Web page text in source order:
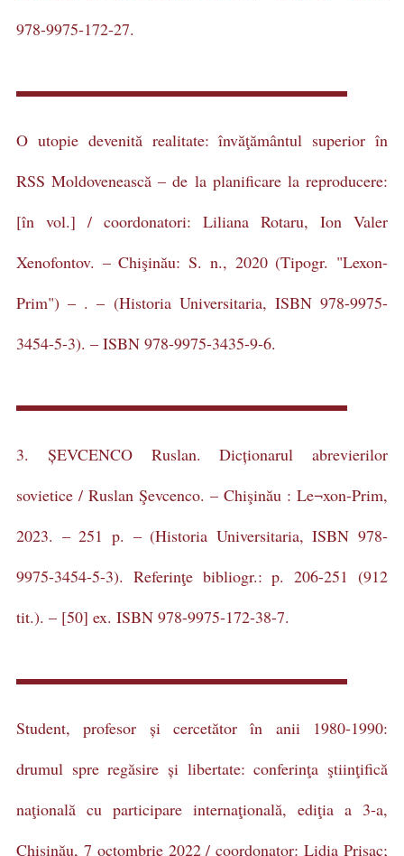
978-9975-172-27.
O utopie devenită realitate: învăţământul superior în
RSS Moldovenească – de la planificare la reproducere:
[în vol.] / coordonatori: Liliana Rotaru, Ion Valer
Xenofontov. – Chişinău: S. n., 2020 (Tipogr. "Lexon-
Prim") – . – (Historia Universitaria, ISBN 978-9975-
3454-5-3). – ISBN 978-9975-3435-9-6.
3. ȘEVCENCO Ruslan. Dicționarul abrevierilor
sovietice / Ruslan Şevcenco. – Chişinău : Le¬xon-Prim,
2023. – 251 p. – (Historia Universitaria, ISBN 978-
9975-3454-5-3). Referinţe bibliogr.: p. 206-251 (912
tit.). – [50] ex. ISBN 978-9975-172-38-7.
Student, profesor și cercetător în anii 1980-1990:
drumul spre regăsire și libertate: conferinţa ştiinţifică
naţională cu participare internaţională, ediţia a 3-a,
Chișinău, 7 octombrie 2022 / coordonator: Lidia Prisac;